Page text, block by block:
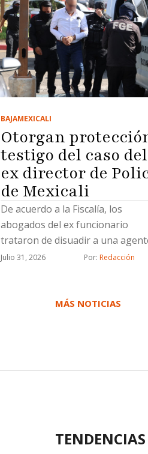
BAJAMEXICALI
Otorgan
testigo del caso del
ex director de
de Mexicali
De acuerdo a la Fiscalía, los
abogados del ex funcionario
trataron de disuadir a una
para que no se presentara a
Julio 31, 2026 Por: Redacción
MÁS NOTICIAS
TENDENCIAS